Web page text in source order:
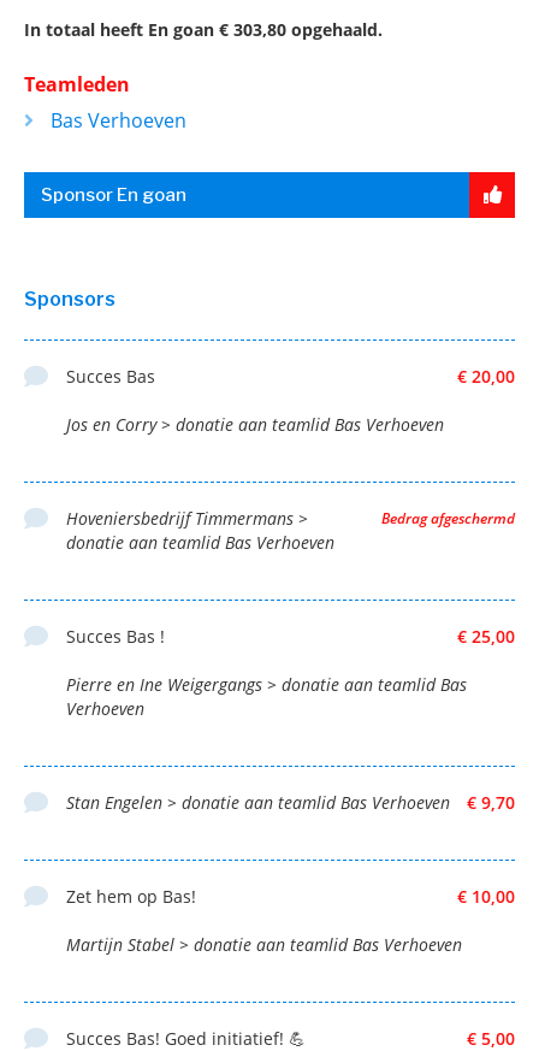
In totaal heeft En goan € 303,80 opgehaald.
Teamleden
Bas Verhoeven
Sponsor En goan
Sponsors
€ 20,00
Succes Bas
Jos en Corry > donatie aan teamlid Bas Verhoeven
Bedrag afgeschermd
Hoveniersbedrijf Timmermans >
donatie aan teamlid Bas Verhoeven
€ 25,00
Succes Bas !
Pierre en Ine Weigergangs > donatie aan teamlid Bas
Verhoeven
€ 9,70
Stan Engelen > donatie aan teamlid Bas Verhoeven
€ 10,00
Zet hem op Bas!
Martijn Stabel > donatie aan teamlid Bas Verhoeven
€ 5,00
Succes Bas! Goed initiatief! 💪